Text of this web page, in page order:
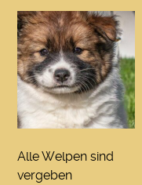
Alle Welpen sind
vergeben